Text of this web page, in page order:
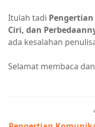
Itulah tadi
Ciri, dan
ada kesalahan
Selamat membaca